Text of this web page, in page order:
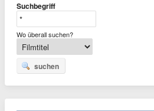
Suchbegriff
Wo überall suchen?
suchen